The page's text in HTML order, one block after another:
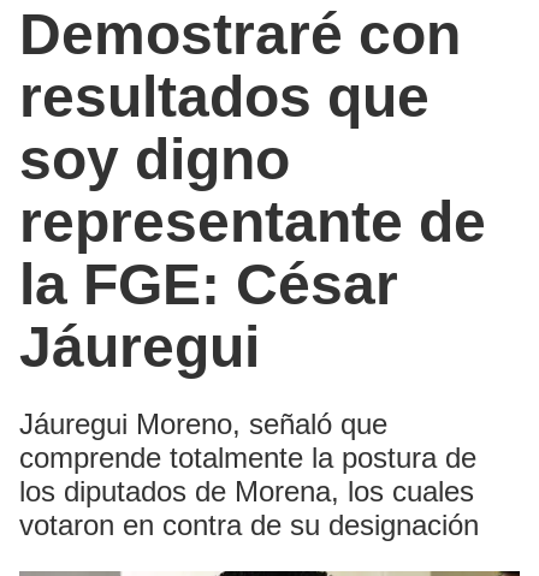
Demostraré con
resultados que
soy digno
representante de
la FGE: César
Jáuregui
Jáuregui Moreno, señaló que
comprende totalmente la postura de
los diputados de Morena, los cuales
votaron en contra de su designación